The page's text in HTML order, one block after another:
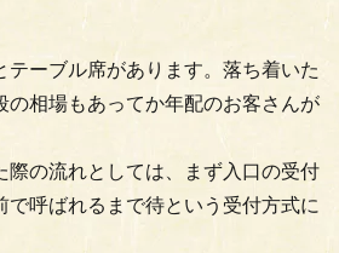
テーブル席があります。落ち着いた
の相場もあってか年配のお客さんが
際の流れとしては、まず入口の受付
で呼ばれるまで待という受付方式に